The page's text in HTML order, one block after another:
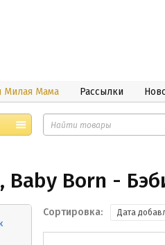
Милая Мама Рассылки
Baby Born -
Сортировка: Дата